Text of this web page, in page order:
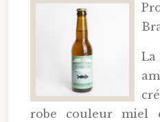
La
robe couleur miel